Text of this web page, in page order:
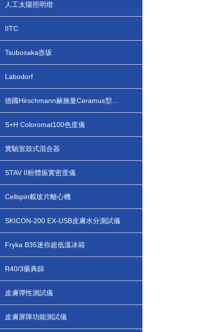
人工太陽照明燈
IITC
Tsubosaka壺坂
Labodorf
S+H Coloromat100色度儀
實驗室鼓式混合器
STAV II粉體振實密度儀
Cellspin載玻片離心機
SKICON-200 EX-USB皮膚水分測試儀
Fryka B35迷你超低溫冰箱
R40/3藥典篩
皮膚彈性測試儀
皮膚屏障功能測試儀